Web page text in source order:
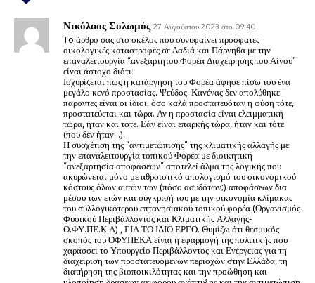
Νικόλαος Σολωμός 27 Αυγούστου 2023 στο 09:40
To άρθρο σας στο σκέλος που συνυφαίνει πρόσφατες
οικολογικές καταστροφές σε Δαδιά και Πάρνηθα με την
επαναλειτουργία “ανεξάρτητου Φορέα Διαχείρησης του Αίνου”
είναι άστοχο διότι:
Ισχυρίζεται πως η κατάργηση του Φορέα άφησε πίσω του ένα
μεγάλο κενό προστασίας. Ψεύδος. Κανένας δεν απολύθηκε
παροντες είναι οι ίδιοι, όσο καλά προστατευόταν η φύση τότε,
προστατεύεται και τώρα. Αν η προστασία είναι ελειμματική
τώρα, ήταν και τότε. Εάν είναι επαρκής τώρα, ήταν και τότε
(που δέν ήταν…).
Η συσχέτιση της “αντιμετώπισης” της κλιματικής αλλαγής με
την επαναλειτουργία τοπικού Φορέα με διοικητική
“ανεξαρτησία αποφάσεων” αποτελεί άλμα της λογικής που
ακυρώνεται μόνο με αθροιστικό απολογισμό του οικονομικού
κόστους όλων αυτών των (πόσο ασυδότων;) αποφάσεων δια
μέσου των ετών και σύγκρισή του με την οικονομία κλίμακας
του συλλογικότερου επτανησιακού τοπικού φορέα (Οργανισμός
Φυσικού Περιβάλλοντος και Κλιματικής Αλλαγής-
Ο.ΦΥ.ΠΕ.Κ.Α) , ΓΙΑ ΤΟ ΙΔΙΟ ΕΡΓΟ. Θυμίζω ότι θεσμικός
σκοπός του ΟΦΥΠΕΚΑ είναι η εφαρμογή της πολιτικής που
χαράσσει το Υπουργείο Περιβάλλοντος και Ενέργειας για τη
διαχείριση των προστατευόμενων περιοχών στην Ελλάδα, τη
διατήρηση της βιοποικιλότητας και την προώθηση και